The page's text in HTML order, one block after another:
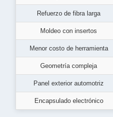
Refuerzo de fibra larga
Moldeo con insertos
Menor costo de herramienta
Geometría compleja
Panel exterior automotriz
Encapsulado electrónico